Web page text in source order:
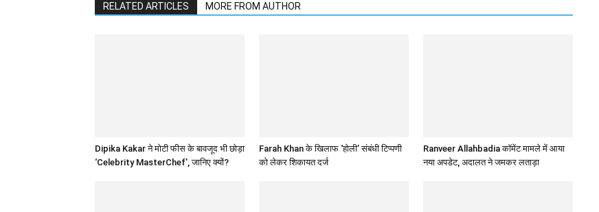
RELATED ARTICLES MORE FROM AUTHOR
Dipika Kakar ने मोटी फीस के बावजूद भी छोड़ा
‘Celebrity MasterChef’, जानिए क्यों?
Farah Khan के खिलाफ ‘होली’ संबंधी टिप्पणी
को लेकर शिकायत दर्ज
Ranveer Allahbadia कॉमेंट मामले में आया
नया अपडेट, अदालत ने जमकर लताड़ा